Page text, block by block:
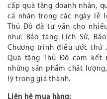
cấp quà tặng doanh nhân,
cá nhân trong các ngày lễ
Thủ Đô đã tư vấn cho
như: Bảo tàng Lịch Sử,
Chương trình điều ước thứ
Quà tặng Thủ Đô cam kết
những sản phẩm chất
lý trong giá thành.
Liên hệ mua hàng: